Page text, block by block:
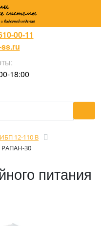
00-11
18:00
ИБП 12-110 В
РАПАН-30
питания